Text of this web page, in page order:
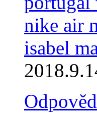
nike air
isabel